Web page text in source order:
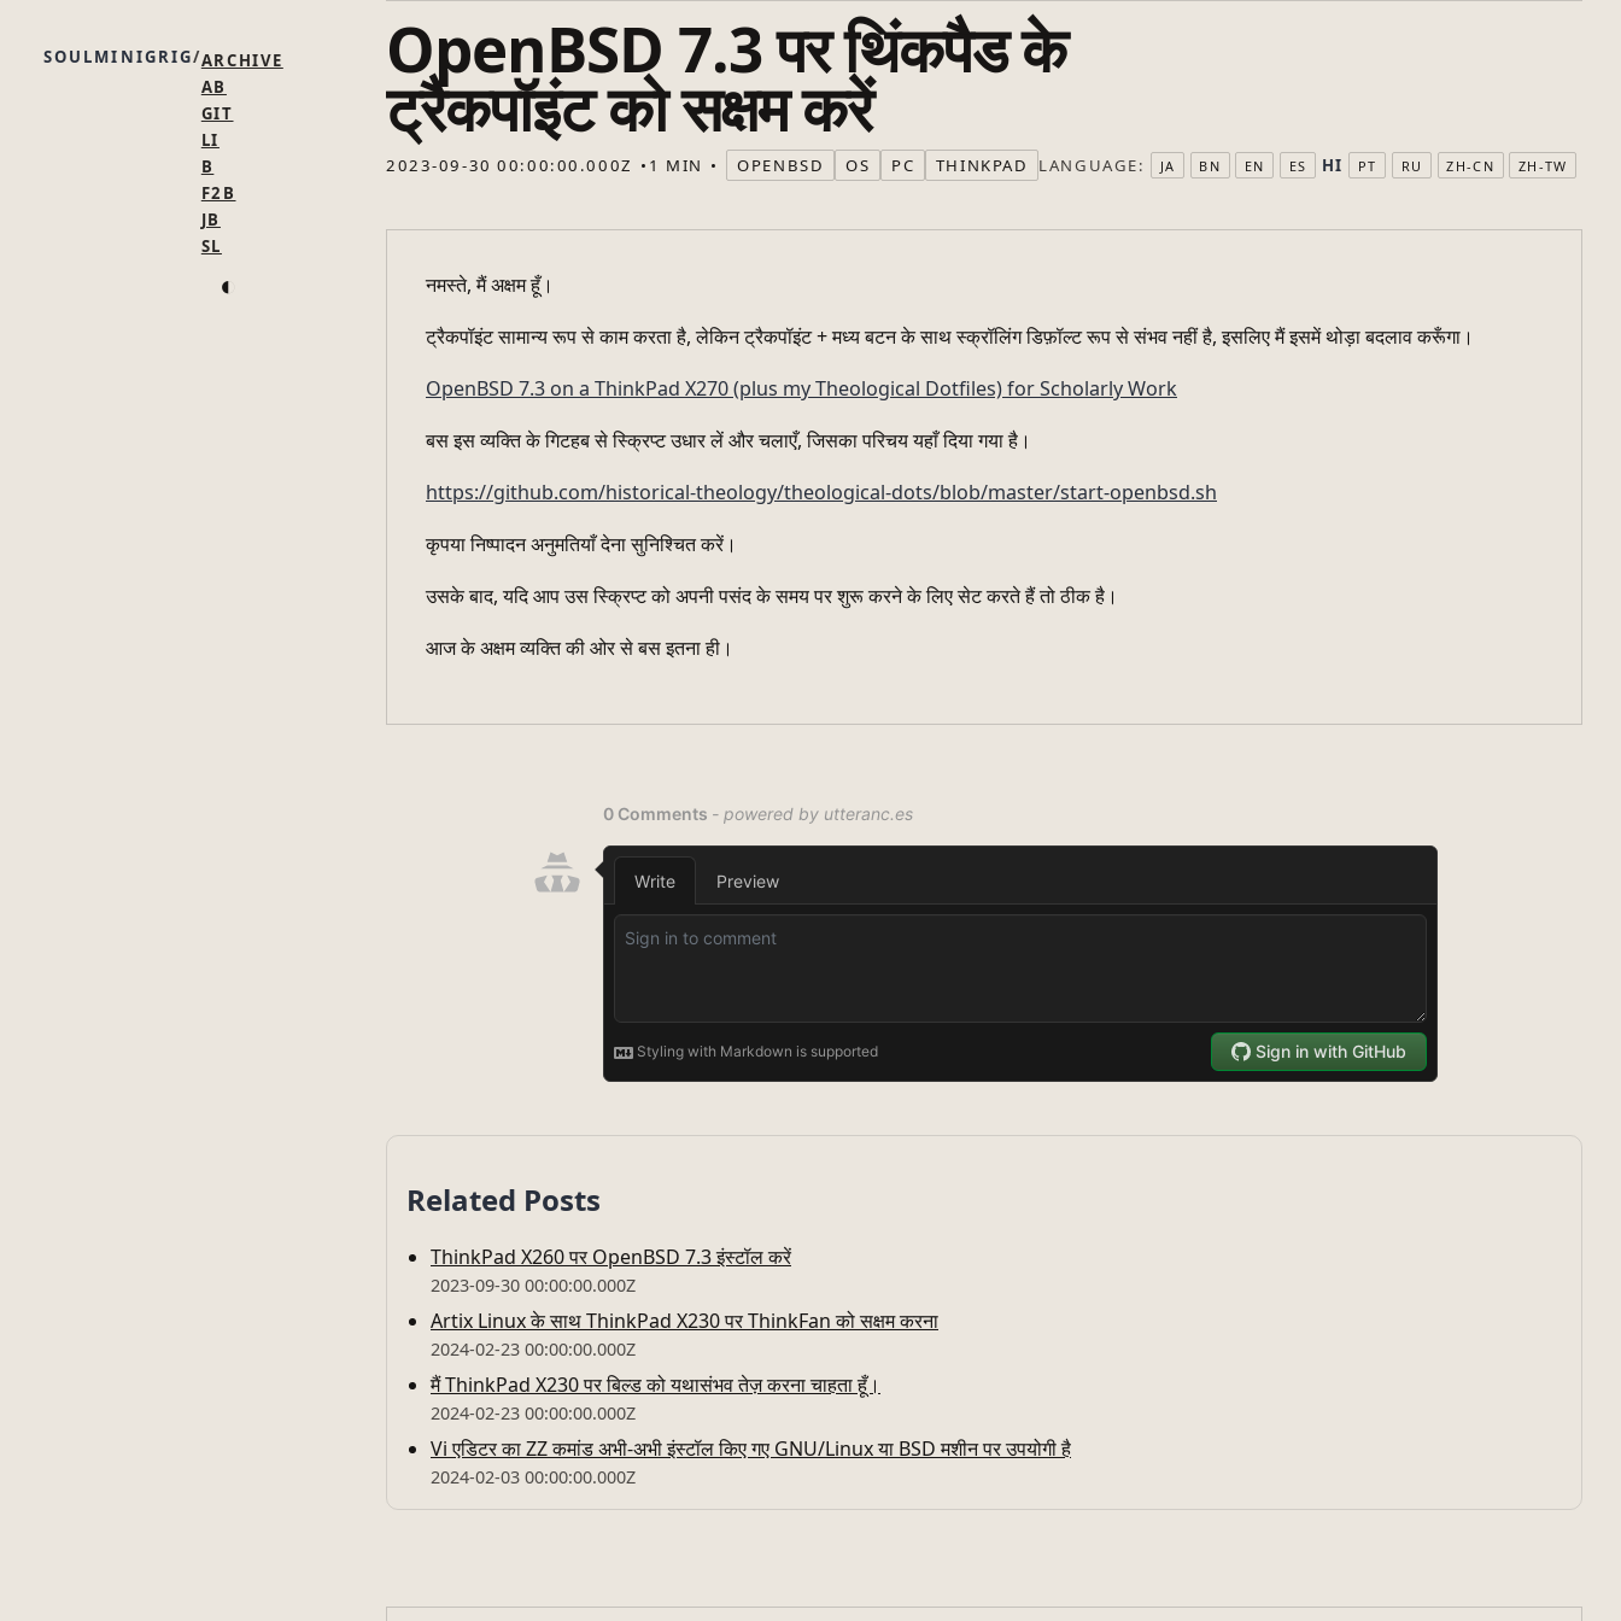
SOULMINIGRIG ARCHIVE
AB
GIT
LI
B
F2B
JB
SL
◐
OpenBSD 7.3 पर थिंकपैड के
ट्रैकपॉइंट को सक्षम करें
2023-09-30 00:00:00.000Z 1 MIN OPENBSD OS PC THINKPAD LANGUAGE: JA BN EN ES HI PT RU ZH-CN ZH-TW
नमस्ते, मैं अक्षम हूँ।
ट्रैकपॉइंट सामान्य रूप से काम करता है, लेकिन ट्रैकपॉइंट + मध्य बटन के साथ स्क्रॉलिंग डिफ़ॉल्ट रूप से संभव नहीं है, इसलिए मैं इसमें थोड़ा बदलाव करूँगा।
OpenBSD 7.3 on a ThinkPad X270 (plus my Theological Dotfiles) for Scholarly Work
बस इस व्यक्ति के गिटहब से स्क्रिप्ट उधार लें और चलाएँ, जिसका परिचय यहाँ दिया गया है।
https://github.com/historical-theology/theological-dots/blob/master/start-openbsd.sh
कृपया निष्पादन अनुमतियाँ देना सुनिश्चित करें।
उसके बाद, यदि आप उस स्क्रिप्ट को अपनी पसंद के समय पर शुरू करने के लिए सेट करते हैं तो ठीक है।
आज के अक्षम व्यक्ति की ओर से बस इतना ही।
Related Posts
ThinkPad X260 पर OpenBSD 7.3 इंस्टॉल करें
2023-09-30 00:00:00.000Z
Artix Linux के साथ ThinkPad X230 पर ThinkFan को सक्षम करना
2024-02-23 00:00:00.000Z
मैं ThinkPad X230 पर बिल्ड को यथासंभव तेज़ करना चाहता हूँ।
2024-02-23 00:00:00.000Z
Vi एडिटर का ZZ कमांड अभी-अभी इंस्टॉल किए गए GNU/Linux या BSD मशीन पर उपयोगी है
2024-02-03 00:00:00.000Z